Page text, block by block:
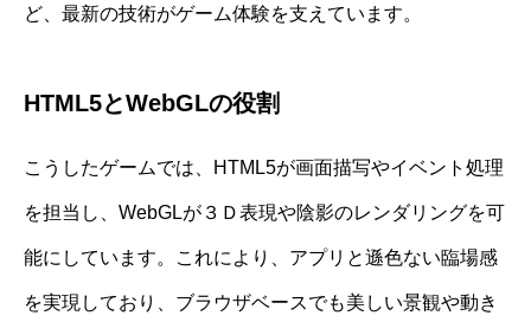
ど、最新の技術がゲーム体験を支えています。
HTML5とWebGLの役割
こうしたゲームでは、HTML5が画面描写やイベント処理
を担当し、WebGLが３Ｄ表現や陰影のレンダリングを可
能にしています。これにより、アプリと遜色ない臨場感
を実現しており、ブラウザベースでも美しい景観や動き